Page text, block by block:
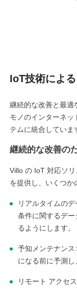
IoT技術によ
継続的な改善と最適
モノのインターネッ
テムに統合していま
継続的な改善の
Villo の IoT 対応ソ
を提供し、いくつか
リアルタイムの
条件に関するデ
るようにします。
予知メンテナン
になる前に予測し
リモート アクセ